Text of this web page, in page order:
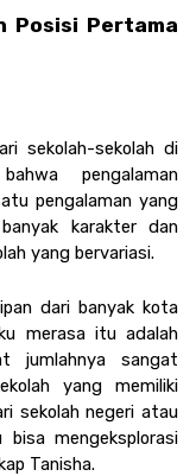
Posisi Pertama
sekolah-sekolah di
pengalaman
pengalaman yang
karakter dan
yang bervariasi.
dari banyak kota
merasa itu adalah
jumlahnya sangat
yang memiliki
sekolah negeri atau
mengeksplorasi
Tanisha.